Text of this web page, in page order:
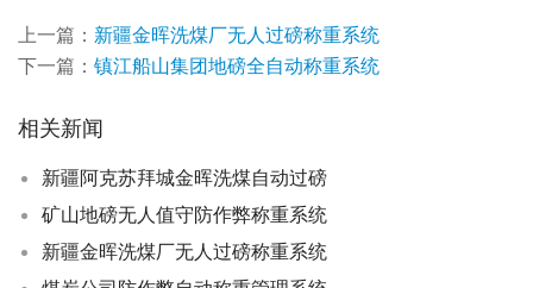
上一篇： 新疆金晖洗煤厂无人过磅称重系统
下一篇： 镇江船山集团地磅全自动称重系统
相关新闻
新疆阿克苏拜城金晖洗煤自动过磅
矿山地磅无人值守防作弊称重系统
新疆金晖洗煤厂无人过磅称重系统